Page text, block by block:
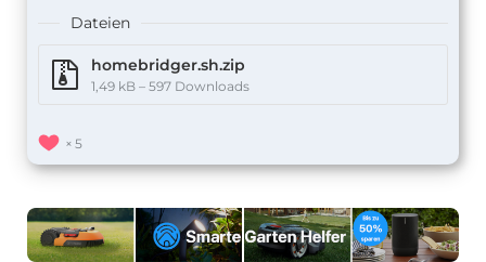
Dateien
homebridger.sh.zip
1,49 kB – 597 Downloads
5